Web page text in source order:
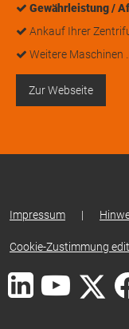
Gewährleistung /
Ankauf Ihrer
Weitere Maschinen …
Zur Webseite
Impressum |
Cookie-Zustimmung